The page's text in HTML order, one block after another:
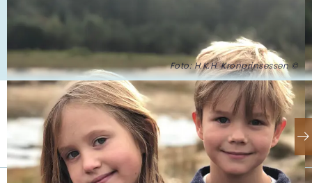
Foto: H.K.H. Kronprinsessen ©